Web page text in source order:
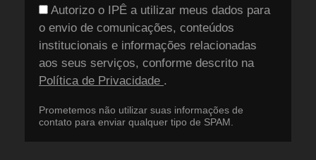
Autorizo o IPÊ a utilizar meus dados para
o envio de comunicações, conteúdos
institucionais e informações relacionadas
aos seus serviços, conforme descrito na
Política de Privacidade .
Prometemos não utilizar suas informações de
contato para enviar qualquer tipo de SPAM.